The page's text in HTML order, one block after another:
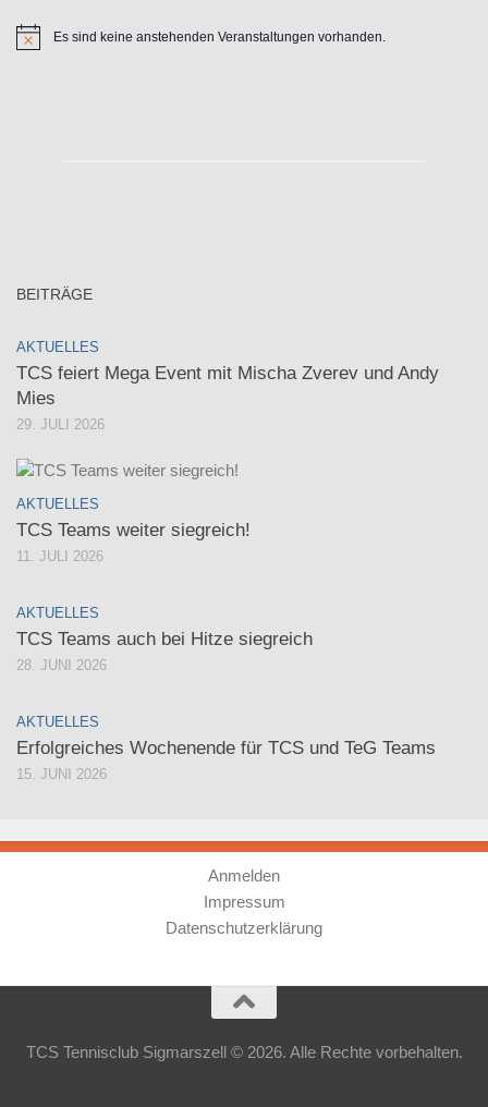
HinweisEs sind keine anstehenden Veranstaltungen vorhanden.
BEITRÄGE
AKTUELLES
TCS feiert Mega Event mit Mischa Zverev und Andy
Mies
29. JULI 2026
AKTUELLES
TCS Teams weiter siegreich!
11. JULI 2026
AKTUELLES
TCS Teams auch bei Hitze siegreich
28. JUNI 2026
AKTUELLES
Erfolgreiches Wochenende für TCS und TeG Teams
15. JUNI 2026
Anmelden
Impressum
Datenschutzerklärung
TCS Tennisclub Sigmarszell © 2026. Alle Rechte vorbehalten.